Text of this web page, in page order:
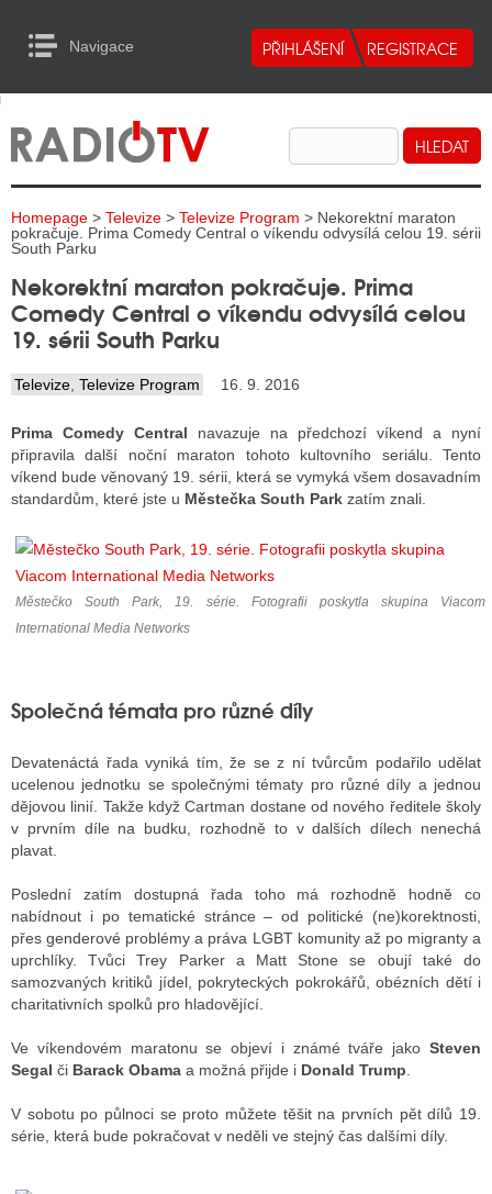
Navigace
RADIA
TELEVIZE
INTERNET
RADIA
RÁDIÍ
RÁDIÍ
VYSÍLAČE
TELEVIZÍ
RÁDIA
STRÁNKY RÁDIÍ
STRÁNKY TV
TISK
BLOGERA
to Content
Homepage > Televize > Televize Program > Nekorektní maraton
pokračuje. Prima Comedy Central o víkendu odvysílá celou 19. sérii
South Parku
Nekorektní maraton pokračuje. Prima
Comedy Central o víkendu odvysílá celou
19. sérii South Parku
Televize Televize Program 16. 9. 2016
Prima Comedy Central navazuje na předchozí víkend a nyní
připravila další noční maraton tohoto kultovního seriálu. Tento
víkend bude věnovaný 19. sérii, která se vymyká všem dosavadním
standardům, které jste u Městečka South Park zatím znali.
Městečko South Park, 19. série. Fotografii poskytla skupina Viacom
International Media Networks
Společná témata pro různé díly
Devatenáctá řada vyniká tím, že se z ní tvůrcům podařilo udělat
ucelenou jednotku se společnými tématy pro různé díly a jednou
dějovou linií. Takže když Cartman dostane od nového ředitele školy
v prvním díle na budku, rozhodně to v dalších dílech nenechá
plavat.
Poslední zatím dostupná řada toho má rozhodně hodně co
nabídnout i po tematické stránce – od politické (ne)korektnosti,
přes genderové problémy a práva LGBT komunity až po migranty a
uprchlíky. Tvůci Trey Parker a Matt Stone se obují také do
samozvaných kritiků jídel, pokryteckých pokrokářů, obézních dětí i
charitativních spolků pro hladovějící.
Ve víkendovém maratonu se objeví i známé tváře jako Steven
Segal či Barack Obama a možná přijde i Donald Trump
V sobotu po půlnoci se proto můžete těšit na prvních pět dílů 19.
série, která bude pokračovat v neděli ve stejný čas dalšími díly.